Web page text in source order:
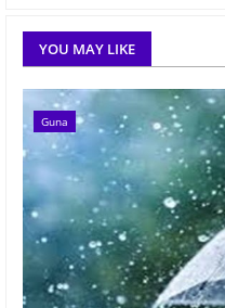
YOU MAY LIKE
Guna